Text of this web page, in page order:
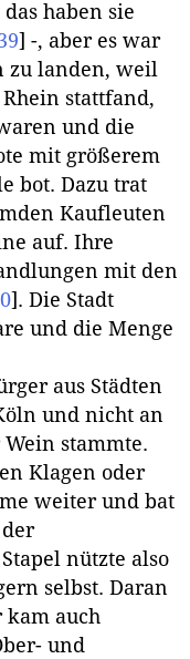
haben sie
] -, aber es war
zu landen, weil
stattfand,
und die
mit größerem
bot. Dazu trat
Kaufleuten
auf. Ihre
mit den
] . Die Stadt
und die Menge
aus Städten
und nicht an
stammte.
Klagen oder
weiter und bat
nützte also
selbst. Daran
kam auch
und